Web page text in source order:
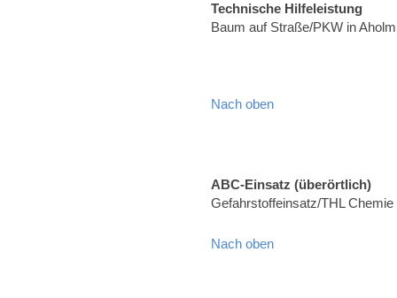
Technische Hilfeleistung
Baum auf Straße/PKW in
Nach oben
ABC-Einsatz (überörtlich)
Gefahrstoffeinsatz/THL
Nach oben